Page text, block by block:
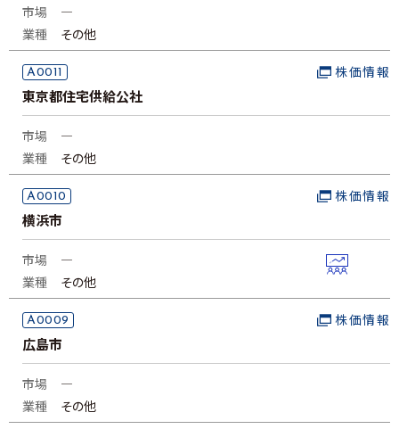
市場
―
業種
その他
A0011
東京都住宅供給公社
株価情報
市場
―
業種
その他
A0010
横浜市
株価情報
市場
―
業種
その他
A0009
広島市
株価情報
市場
―
業種
その他